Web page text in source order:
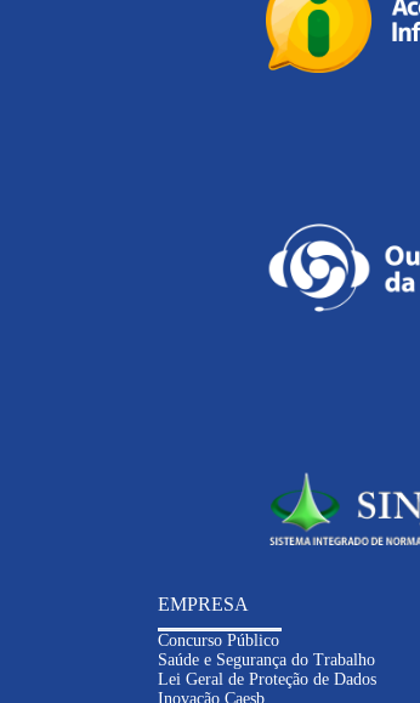
EMPRESA
Concurso Público
Saúde e Segurança do Trabalho
Lei Geral de Proteção de Dados
Inovação Caesb